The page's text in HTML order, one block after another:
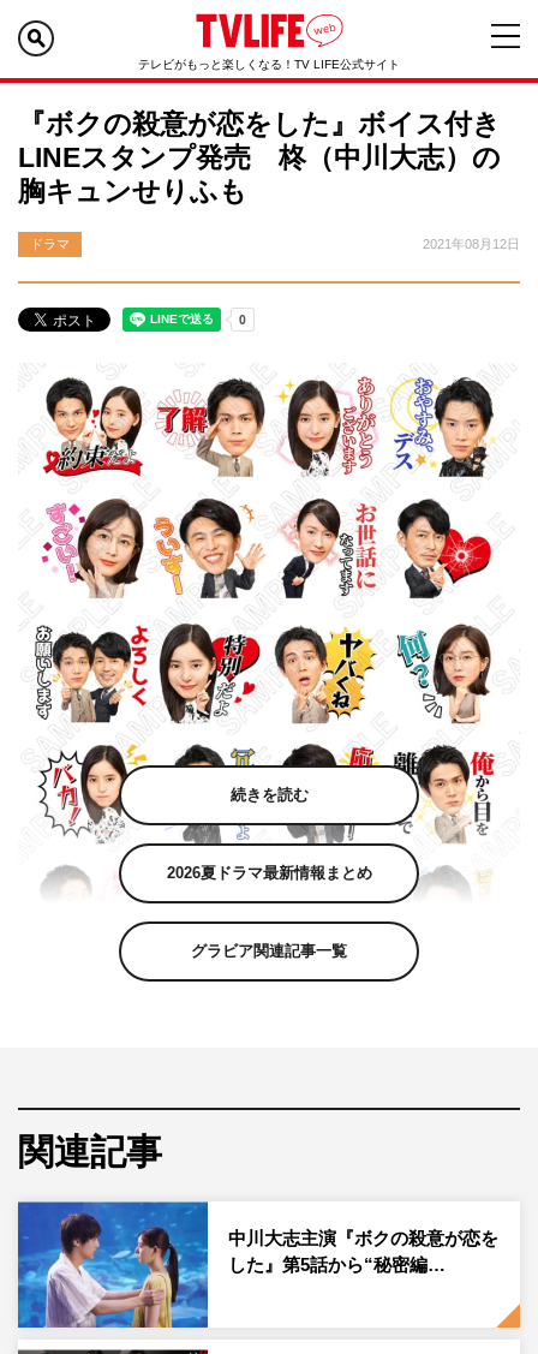
テレビがもっと楽しくなる！TV LIFE公式サイト
『ボクの殺意が恋をした』ボイス付き
LINEスタンプ発売 柊（中川大志）の
胸キュンせりふも
ドラマ 2021年08月12日
中川大志主演ドラマ『ボクの殺意が恋をした』（日本テレ
ビ系）のボイス付きLINEスタンプが8月12日（木）に発売
される。
『ボクの殺意が恋をした』は、最高に“間が悪い”殺し屋
が、標的（ターゲット）を殺すどころか守り、恋をしてし
続きを読む
2026夏ドラマ最新情報まとめ
グラビア関連記事一覧
関連記事
中川大志主演『ボクの殺意が恋を
した』第5話から“秘密編…